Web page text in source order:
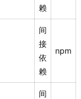
赖
间
接
依
赖
npm
间